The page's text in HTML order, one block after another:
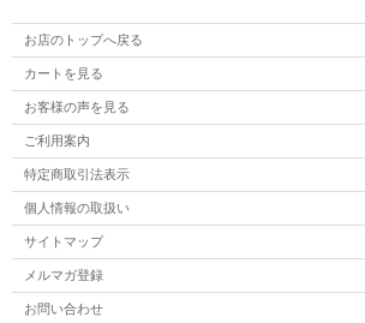
お店のトップへ戻る
カートを見る
お客様の声を見る
ご利用案内
特定商取引法表示
個人情報の取扱い
サイトマップ
メルマガ登録
お問い合わせ